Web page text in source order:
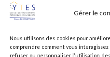
Gérer le
Nous utilisons des cookies pour
comprendre comment vous
refuser ou personnaliser l’utilisation